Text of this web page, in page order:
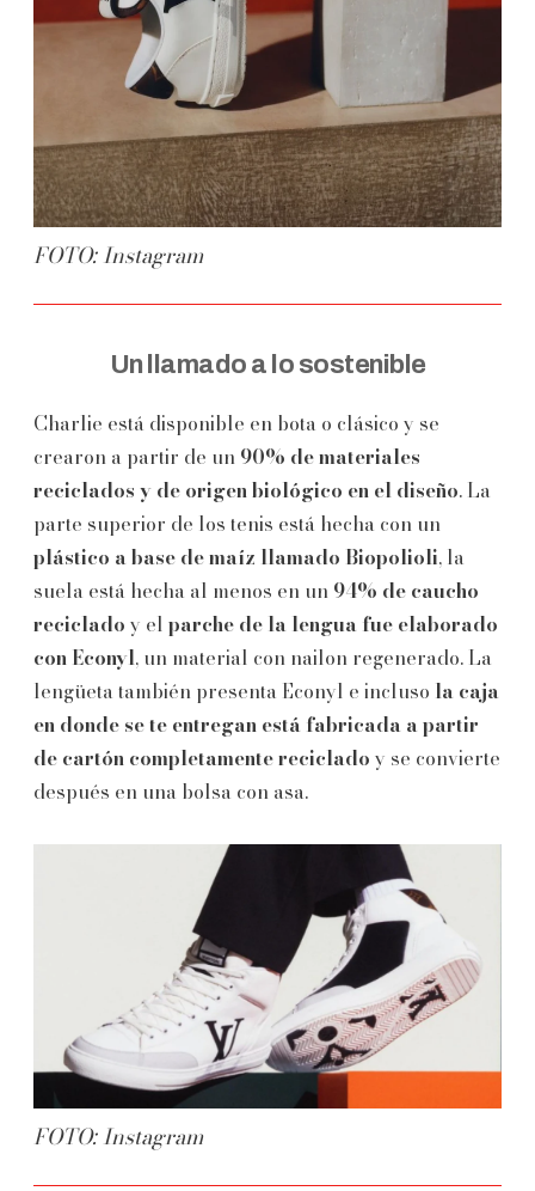
FOTO: Instagram
Un llamado a lo sostenible
Charlie está disponible en bota o clásico y se
crearon a partir de un 90% de materiales
reciclados y de origen biológico en el diseño. La
parte superior de los tenis está hecha con un
plástico a base de maíz llamado Biopolioli, la
suela está hecha al menos en un 94% de caucho
reciclado y el parche de la lengua fue elaborado
con Econyl, un material con nailon regenerado. La
lengüeta también presenta Econyl e incluso la caja
en donde se te entregan está fabricada a partir
de cartón completamente reciclado y se convierte
después en una bolsa con asa.
FOTO: Instagram